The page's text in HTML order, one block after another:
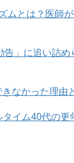
ムとは？医師
告」に追い詰め
なかった理由
タイム40代の更